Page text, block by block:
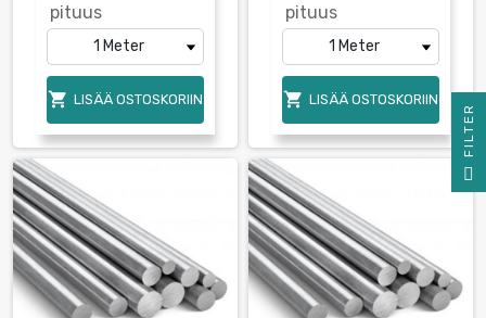
pituus
 LISÄÄ OSTOSKORIIN
pituus
 LISÄÄ OSTOSKORIIN
R